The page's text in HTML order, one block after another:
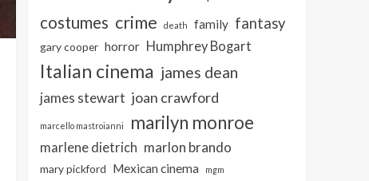
costumes crime death family fantasy
gary cooper horror Humphrey Bogart
Italian cinema james dean
james stewart joan crawford
marcello mastroianni marilyn monroe
marlene dietrich marlon brando
mary pickford Mexican cinema mgm